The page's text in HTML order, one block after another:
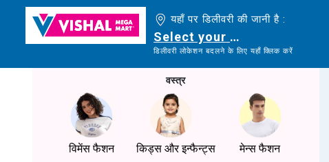
यहाँ पर डिलीवरी की जानी है :
Select your delivery
डिलीवरी लोकेशन बदलने के लिए यहाँ क्लिक करें
वस्त्र
विमेंस फैशन किड्स और इन्फैन्ट्स मेन्स फैशन